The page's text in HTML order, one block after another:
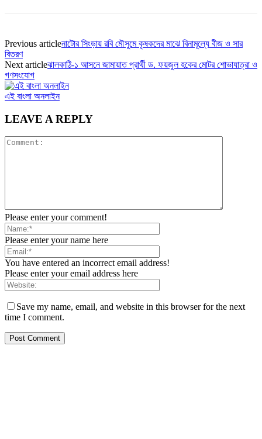
Previous articleনাটোর সিংড়ায় রবি মৌসুমে কৃষকদের মাঝে বিনামূল্যে বীজ ও সার
বিতরণ
Next articleঝালকাঠি-১ আসনে জামায়াত প্রার্থী ড. ফয়জুল হকের মোটর শোভাযাত্রা ও
গণসংযোগ
এই বাংলা অনলাইন
LEAVE A REPLY
Please enter your comment!
Please enter your name here
You have entered an incorrect email address!
Please enter your email address here
Save my name, email, and website in this browser for the next
time I comment.